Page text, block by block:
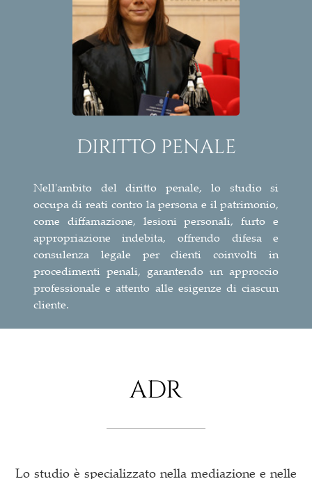
DIRITTO PENALE
Nell'ambito del diritto penale, lo studio si
occupa di reati contro la persona e il patrimonio,
come diffamazione, lesioni personali, furto e
appropriazione indebita, offrendo difesa e
consulenza legale per clienti coinvolti in
procedimenti penali, garantendo un approccio
professionale e attento alle esigenze di ciascun
cliente.
ADR
Lo studio è specializzato nella mediazione e nelle